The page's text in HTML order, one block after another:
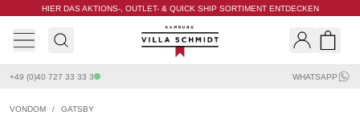
HIER DAS AKTIONS-, OUTLET- & QUICK SHIP SORTIMENT ENTDECKEN
Villa Schmidt
+49 (0)40 727 33 33 3 WHATSAPP
VONDOM / GATSBY